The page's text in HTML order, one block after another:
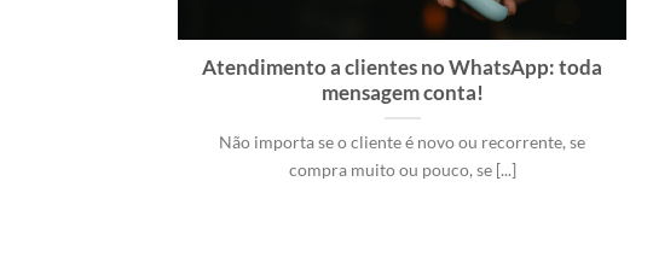
Atendimento a clientes no WhatsApp: toda
mensagem conta!
Não importa se o cliente é novo ou recorrente, se
compra muito ou pouco, se [...]